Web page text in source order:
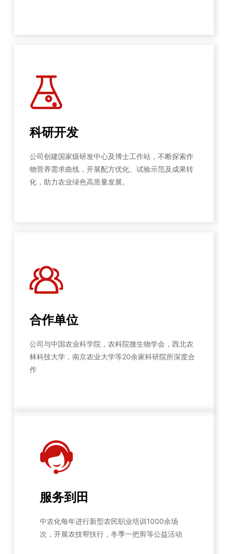
科研开发
公司创建国家级研发中心及博士工作站，不断探索作
物营养需求曲线，开展配方优化、试验示范及成果转
化，助力农业绿色高质量发展。
合作单位
公司与中国农业科学院，农科院微生物学会，西北农
林科技大学，南京农业大学等20余家科研院所深度合
作
服务到田
中农化每年进行新型农民职业培训1000余场
次，开展农技帮扶行，冬季一把剪等公益活动